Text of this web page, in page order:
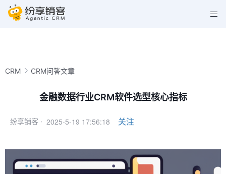
CRM CRM问答文章
金融数据行业CRM软件选型核心指标
纷享销客 · 2025-5-19 17:56:18 关注